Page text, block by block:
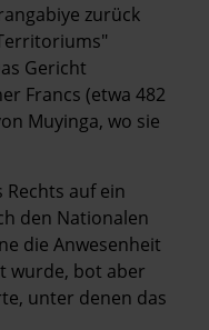
zurück
Gericht
Francs (etwa 482
Muyinga, wo sie
auf ein
den Nationalen
die Anwesenheit
wurde, bot aber
unter denen das